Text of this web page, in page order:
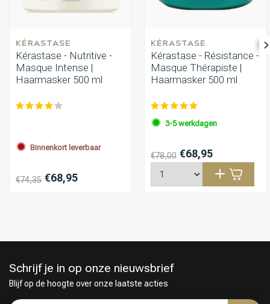
KÉRASTASE
Kérastase - Nutritive -
Masque Intense |
Haarmasker 500 ml
Binnenkort leverbaar
€74,35 €68,95
KÉRASTASE
Kérastase - Résistance -
Masque Thérapiste |
Haarmasker 500 ml
3-5 werkdagen
€78,00 €68,95
Schrijf je in op onze nieuwsbrief
Blijf op de hoogte over onze laatste acties